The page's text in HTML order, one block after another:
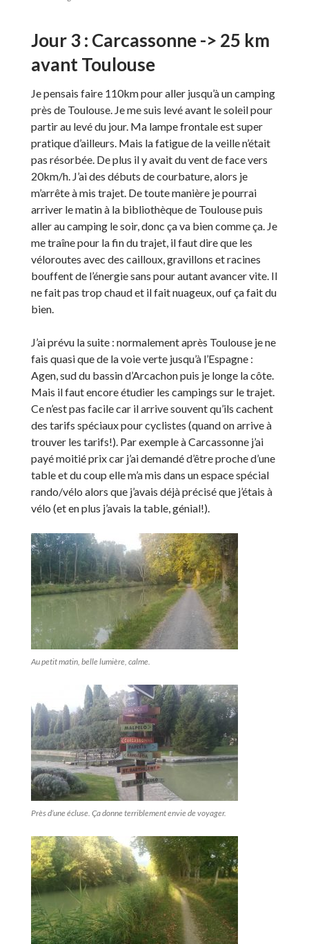
Jour 3 : Carcassonne -> 25 km
avant Toulouse
Je pensais faire 110km pour aller jusqu’à un camping
près de Toulouse. Je me suis levé avant le soleil pour
partir au levé du jour. Ma lampe frontale est super
pratique d’ailleurs. Mais la fatigue de la veille n’était
pas résorbée. De plus il y avait du vent de face vers
20km/h. J’ai des débuts de courbature, alors je
m’arrête à mis trajet. De toute manière je pourrai
arriver le matin à la bibliothèque de Toulouse puis
aller au camping le soir, donc ça va bien comme ça. Je
me traîne pour la fin du trajet, il faut dire que les
véloroutes avec des cailloux, gravillons et racines
bouffent de l’énergie sans pour autant avancer vite. Il
ne fait pas trop chaud et il fait nuageux, ouf ça fait du
bien.
J’ai prévu la suite : normalement après Toulouse je ne
fais quasi que de la voie verte jusqu’à l’Espagne :
Agen, sud du bassin d’Arcachon puis je longe la côte.
Mais il faut encore étudier les campings sur le trajet.
Ce n’est pas facile car il arrive souvent qu’ils cachent
des tarifs spéciaux pour cyclistes (quand on arrive à
trouver les tarifs!). Par exemple à Carcassonne j’ai
payé moitié prix car j’ai demandé d’être proche d’une
table et du coup elle m’a mis dans un espace spécial
rando/vélo alors que j’avais déjà précisé que j’étais à
vélo (et en plus j’avais la table, génial!).
Au petit matin, belle lumière, calme.
Près d’une écluse. Ça donne terriblement envie de voyager.